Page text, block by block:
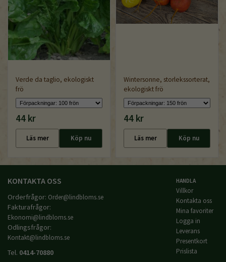
Verde da taglio, ekologiskt
frö
44 kr
Läs mer Köp nu
Wintersonne, storlekssorterat,
ekologiskt frö
44 kr
Läs mer Köp nu
KONTAKTA OSS
Orderfrågor: Order@lindbloms.se
Fakturafrågor:
Ekonomi@lindbloms.se
Odlingsfrågor:
Kontakt@lindbloms.se
Tel. 0414-70880
HANDLA
Villkor
Kontakta oss
Mina favoriter
Logga in
Leverans
Presentkort
Prislista